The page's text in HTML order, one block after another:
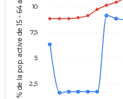
% de la pop. active de 15 - 64 ans 2,5
5
7,5
10